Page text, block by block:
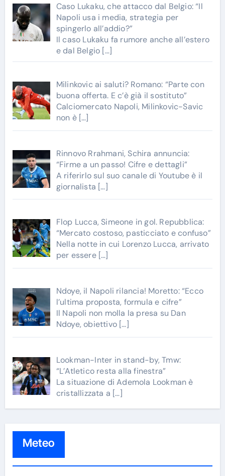
Caso Lukaku, che attacco dal Belgio: “Il
Napoli usa i media, strategia per
spingerlo all’addio?”
Il caso Lukaku fa rumore anche all’estero
e dal Belgio […]
Milinkovic ai saluti? Romano: “Parte con
buona offerta. E c’è già il sostituto”
Calciomercato Napoli, Milinkovic-Savic
non è […]
Rinnovo Rrahmani, Schira annuncia:
“Firme a un passo! Cifre e dettagli”
A riferirlo sul suo canale di Youtube è il
giornalista […]
Flop Lucca, Simeone in gol. Repubblica:
“Mercato costoso, pasticciato e confuso”
Nella notte in cui Lorenzo Lucca, arrivato
per essere […]
Ndoye, il Napoli rilancia! Moretto: “Ecco
l’ultima proposta, formula e cifre”
Il Napoli non molla la presa su Dan
Ndoye, obiettivo […]
Lookman-Inter in stand-by, Tmw:
“L’Atletico resta alla finestra”
La situazione di Ademola Lookman è
cristallizzata a […]
Meteo